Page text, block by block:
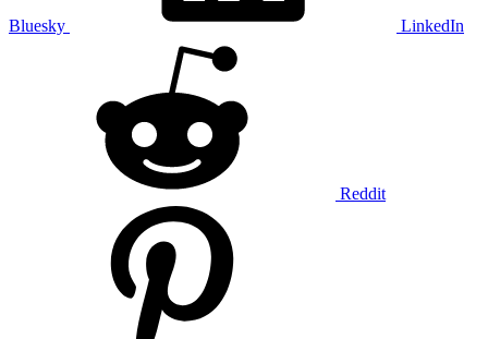
Bluesky LinkedIn
Reddit